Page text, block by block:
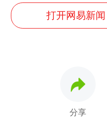
打开网易新
分享